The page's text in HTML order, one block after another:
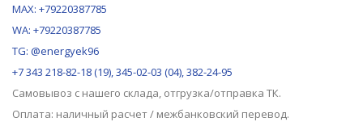
MAX: +79220387785
WA: +79220387785
TG: @energyek96
+7 343 218-82-18 (19), 345-02-03 (04), 382-24-95
Самовывоз с нашего склада, отгрузка/отправка ТК.
Оплата: наличный расчет / межбанковский перевод.